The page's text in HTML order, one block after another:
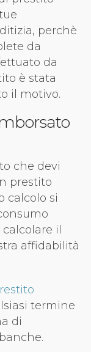
perchè
da
da
è stata
il motivo.
che devi
prestito
calcolo si
il
affidabilità
termine
di